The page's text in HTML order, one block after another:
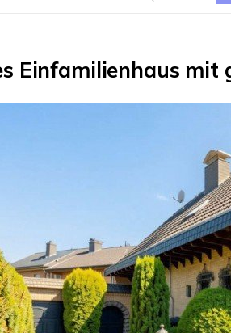
Einfamilienhaus